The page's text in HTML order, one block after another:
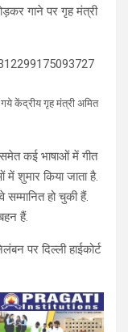
गाने पर गृह मंत्री
केंद्रीय गृह मंत्री अमित
कई भाषाओं में गीत
में शुमार किया जाता है.
हो चुकी हैं.
हैं.
पर दिल्ली हाईकोर्ट